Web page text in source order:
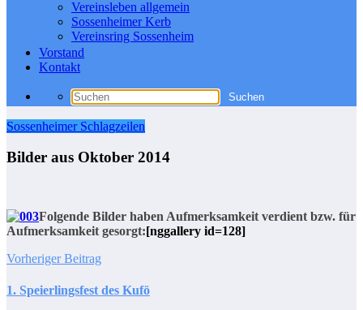
Vereinsleben allgemein
Sossenheimer Kerb
Vereinsring Sossenheim
Vorstand
Kontakt
Sossenheimer Schlagzeilen
Bilder aus Oktober 2014
Folgende Bilder haben Aufmerksamkeit verdient bzw. für
Aufmerksamkeit gesorgt:[nggallery id=128]
Vorheriger Beitrag
1. Speierlingsfest des Kufö